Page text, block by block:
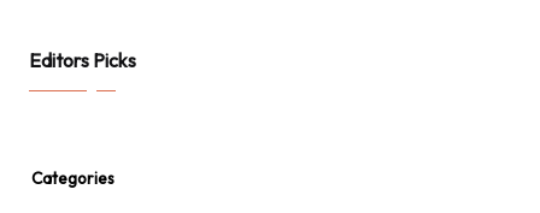
Editors Picks
Categories